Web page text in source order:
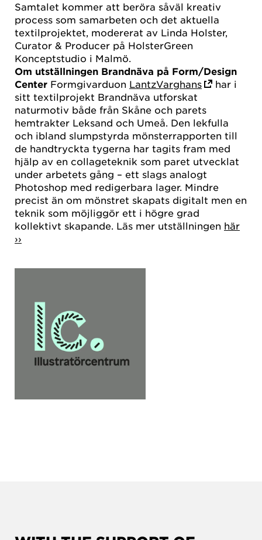
Samtalet kommer att beröra såväl kreativ
process som samarbeten och det aktuella
textilprojektet, modererat av Linda Holster,
Curator & Producer på HolsterGreen
Konceptstudio i Malmö.
Om utställningen Brandnäva på Form/Design
Center Formgivarduon LantzVarghans
har i
sitt textilprojekt Brandnäva utforskat
naturmotiv både från Skåne och parets
hemtrakter Leksand och Umeå. Den lekfulla
och ibland slumpstyrda mönsterrapporten till
de handtryckta tygerna har tagits fram med
hjälp av en collageteknik som paret utvecklat
under arbetets gång – ett slags analogt
Photoshop med redigerbara lager. Mindre
precist än om mönstret skapats digitalt men en
teknik som möjliggör ett i högre grad
kollektivt skapande. Läs mer utställningen här
››